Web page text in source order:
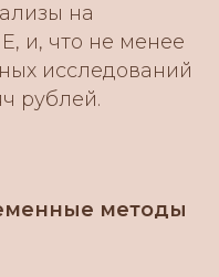
на
и, что не менее
исследований
рублей.
методы